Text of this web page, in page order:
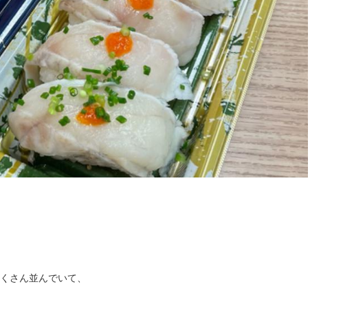
さん並んでいて、